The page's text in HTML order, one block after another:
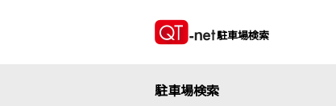
駐車場検索
駐車場検索